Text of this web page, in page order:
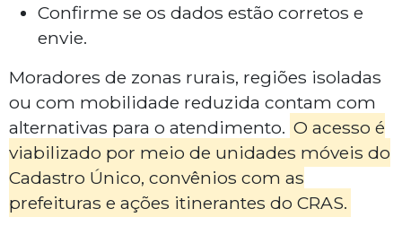
Confirme se os dados estão corretos e
envie.
Moradores de zonas rurais, regiões isoladas
ou com mobilidade reduzida contam com
alternativas para o atendimento. O acesso é
viabilizado por meio de unidades móveis do
Cadastro Único, convênios com as
prefeituras e ações itinerantes do CRAS.